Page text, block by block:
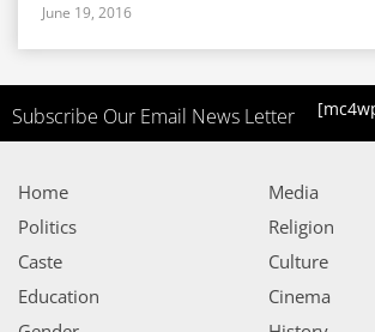
June 19, 2016
Subscribe Our Email News Letter
Home
Politics
Caste
Education
Media
Religion
Culture
Cinema